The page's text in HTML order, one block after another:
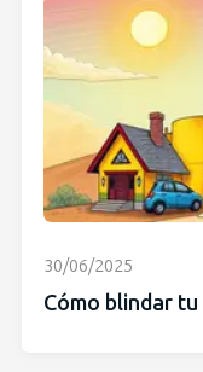
30/06/2025
Cómo blindar